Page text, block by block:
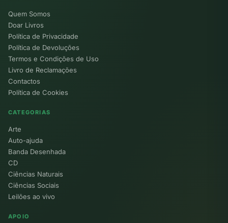
Quem Somos
Doar Livros
Política de Privacidade
Política de Devoluções
Termos e Condições de Uso
Livro de Reclamações
Contactos
Política de Cookies
CATEGORIAS
Arte
Auto-ajuda
Banda Desenhada
CD
Ciências Naturais
Ciências Sociais
Leilões ao vivo
APOIO